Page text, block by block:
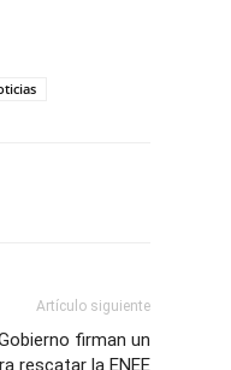
Artículo siguiente
firman un
rescatar la ENEE